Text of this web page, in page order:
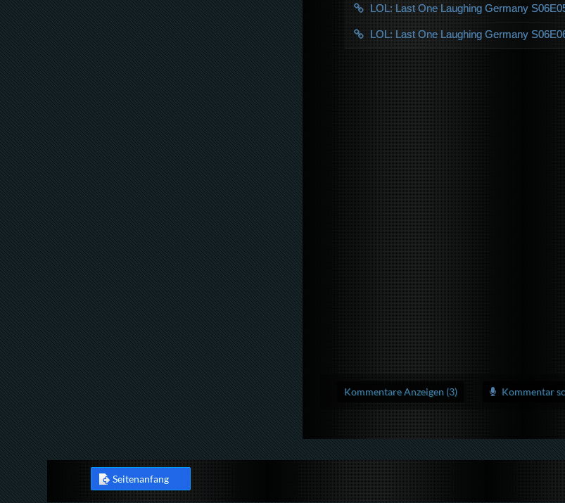
LOL: Last One Laughing Germany
LOL: Last One Laughing Germany
Kommentare Anzeigen (3) Kommentar
Seitenanfang